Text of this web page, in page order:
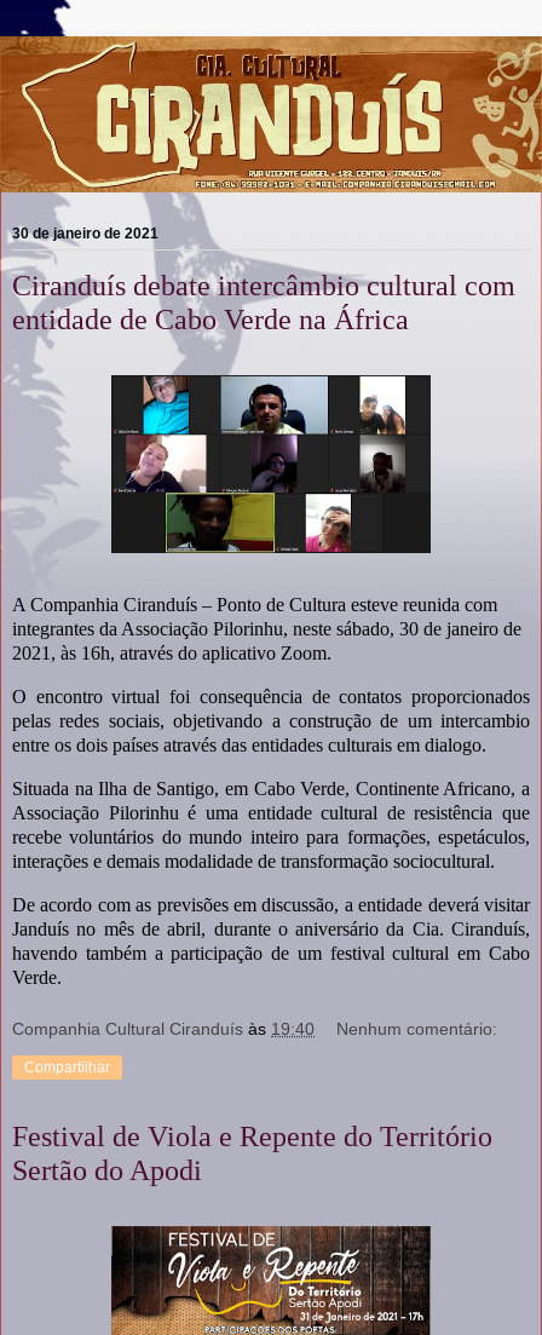
30 de janeiro de 2021
Ciranduís debate intercâmbio cultural com
entidade de Cabo Verde na África
A Companhia Ciranduís – Ponto de Cultura esteve reunida com
integrantes da Associação Pilorinhu, neste sábado, 30 de janeiro de
2021, às 16h, através do aplicativo Zoom.
O encontro virtual foi consequência de contatos proporcionados
pelas redes sociais, objetivando a construção de um intercambio
entre os dois países através das entidades culturais em dialogo.
Situada na Ilha de Santigo, em Cabo Verde, Continente Africano, a
Associação Pilorinhu é uma entidade cultural de resistência que
recebe voluntários do mundo inteiro para formações, espetáculos,
interações e demais modalidade de transformação sociocultural.
De acordo com as previsões em discussão, a entidade deverá visitar
Janduís no mês de abril, durante o aniversário da Cia. Ciranduís,
havendo também a participação de um festival cultural em Cabo
Verde.
Companhia Cultural Ciranduís às 19:40 Nenhum comentário:
Compartilhar
Festival de Viola e Repente do Território
Sertão do Apodi